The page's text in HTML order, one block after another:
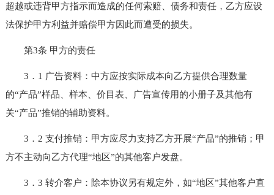
超越或违背甲方指示而造成的任何索赔、债务和责任，乙方应设
法保护甲方利益并赔偿甲方因此而遭受的损失。
第3条 甲方的责任
3．1 广告资料：中方应按实际成本向乙方提供合理数量
的“产品”样品、样本、价目表、广告宣传用的小册子及其他有
关“产品”推销的辅助资料。
3．2 支付推销：甲方应尽力支持乙方开展“产品”的推销；甲
方不主动向乙方代理“地区”的其他客户发盘。
3．3 转介客户：除本协议另有规定外，如“地区”其他客户直